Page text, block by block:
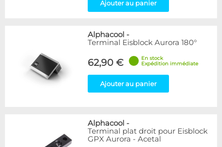
Ajouter au panier
Alphacool -
Terminal Eisblock Aurora 180°
62,90 €
En stock
Expédition immédiate
Ajouter au panier
Alphacool -
Terminal plat droit pour Eisblock
GPX Aurora - Acetal